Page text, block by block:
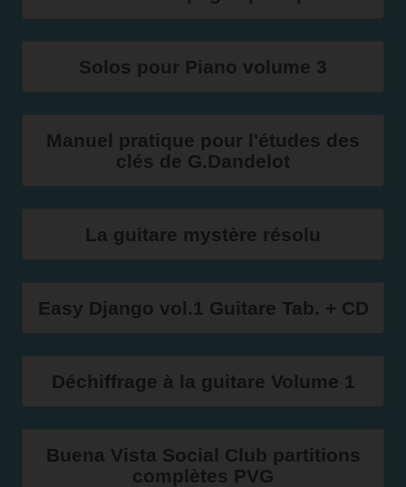
Solos pour Piano volume 3
Manuel pratique pour l'études des
clés de G.Dandelot
La guitare mystère résolu
Easy Django vol.1 Guitare Tab. + CD
Déchiffrage à la guitare Volume 1
Buena Vista Social Club partitions
complètes PVG